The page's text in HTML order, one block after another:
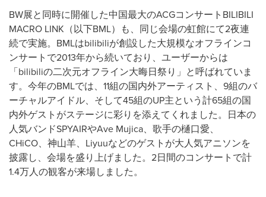
BW展と同時に開催した中国最大のACGコンサートBILIBILI
MACRO LINK（以下BML）も、同じ会場の虹館にて2夜連
続で実施。BMLはbilibiliが創設した大規模なオフラインコ
ンサートで2013年から続いており、ユーザーからは
「bilibiliの二次元オフライン大晦日祭り」と呼ばれていま
す。今年のBMLでは、11組の国内外アーティスト、9組のバ
ーチャルアイドル、そして45組のUP主という計65組の国
内外ゲストがステージに彩りを添えてくれました。日本の
人気バンドSPYAIRやAve Mujica、歌手の樋口愛、
CHiCO、神山羊、Liyuuなどのゲストが大人気アニソンを
披露し、会場を盛り上げました。2日間のコンサートで計
1.4万人の観客が来場しました。